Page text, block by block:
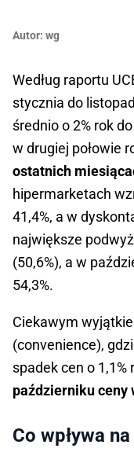
Autor: wg
Według raportu
stycznia do
średnio o 2% rok
w drugiej połowie
ostatnich
hipermarketach
41,4%, a w
największe
(50,6%), a w
54,3%.
Ciekawym
(convenience),
spadek cen o 1,1%
październiku ceny
Co wpływa